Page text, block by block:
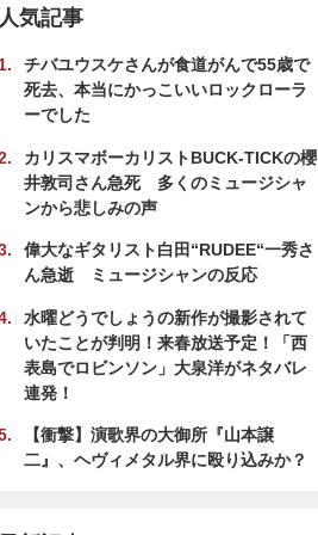
人気記事
チバユウスケさんが食道がんで55歳で
死去、本当にかっこいいロックローラ
ーでした
カリスマボーカリストBUCK-TICKの櫻
井敦司さん急死 多くのミュージシャ
ンから悲しみの声
偉大なギタリスト白田“RUDEE“一秀さ
ん急逝 ミュージシャンの反応
水曜どうでしょうの新作が撮影されて
いたことが判明！来春放送予定！「西
表島でロビンソン」大泉洋がネタバレ
連発！
【衝撃】演歌界の大御所『山本譲
二』、ヘヴィメタル界に殴り込みか？